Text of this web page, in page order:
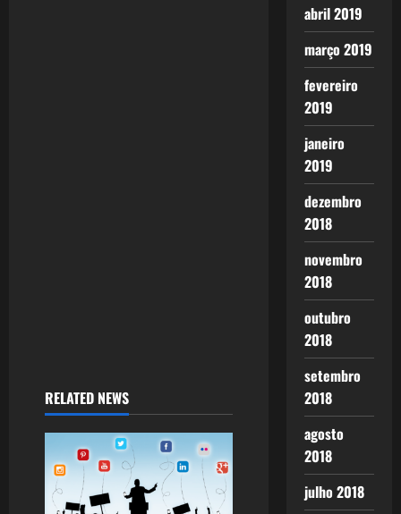
RELATED NEWS
abril 2019
março 2019
fevereiro
2019
janeiro
2019
dezembro
2018
novembro
2018
outubro
2018
setembro
2018
agosto
2018
julho 2018